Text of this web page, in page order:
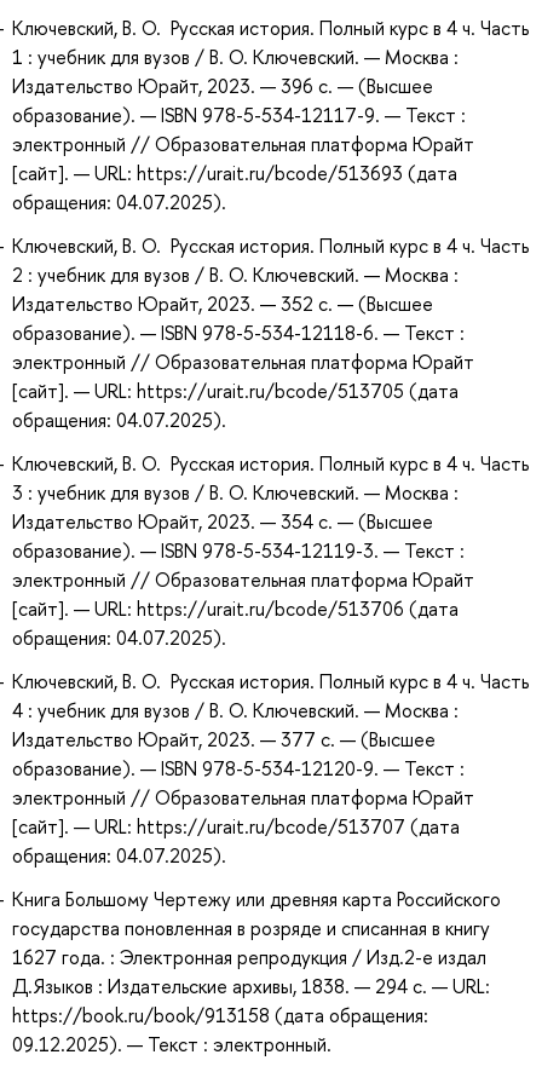
Ключевский, В. О. Русская история. Полный курс в 4 ч. Часть
1 : учебник для вузов / В. О. Ключевский. — Москва :
Издательство Юрайт, 2023. — 396 с. — (Высшее
образование). — ISBN 978-5-534-12117-9. — Текст :
электронный // Образовательная платформа Юрайт
[сайт]. — URL: https://urait.ru/bcode/513693 (дата
обращения: 04.07.2025).
Ключевский, В. О. Русская история. Полный курс в 4 ч. Часть
2 : учебник для вузов / В. О. Ключевский. — Москва :
Издательство Юрайт, 2023. — 352 с. — (Высшее
образование). — ISBN 978-5-534-12118-6. — Текст :
электронный // Образовательная платформа Юрайт
[сайт]. — URL: https://urait.ru/bcode/513705 (дата
обращения: 04.07.2025).
Ключевский, В. О. Русская история. Полный курс в 4 ч. Часть
3 : учебник для вузов / В. О. Ключевский. — Москва :
Издательство Юрайт, 2023. — 354 с. — (Высшее
образование). — ISBN 978-5-534-12119-3. — Текст :
электронный // Образовательная платформа Юрайт
[сайт]. — URL: https://urait.ru/bcode/513706 (дата
обращения: 04.07.2025).
Ключевский, В. О. Русская история. Полный курс в 4 ч. Часть
4 : учебник для вузов / В. О. Ключевский. — Москва :
Издательство Юрайт, 2023. — 377 с. — (Высшее
образование). — ISBN 978-5-534-12120-9. — Текст :
электронный // Образовательная платформа Юрайт
[сайт]. — URL: https://urait.ru/bcode/513707 (дата
обращения: 04.07.2025).
Книга Большому Чертежу или древняя карта Российского
государства поновленная в розряде и списанная в книгу
1627 года. : Электронная репродукция / Изд.2-е издал
Д.Языков : Издательские архивы, 1838. — 294 с. — URL:
https://book.ru/book/913158 (дата обращения:
09.12.2025). — Текст : электронный.